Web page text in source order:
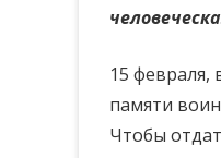
15 февраля,
памяти
Чтобы